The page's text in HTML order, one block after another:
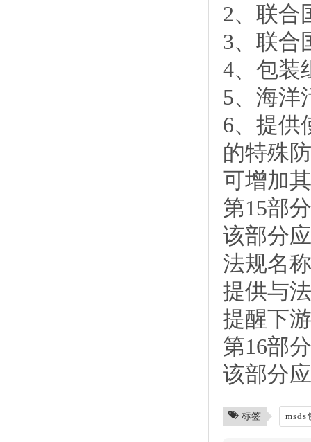
2、联合
3、联合
4、包装
5、海洋
6、提供
的特殊
可增加
第15部
该部分
法规名
提供与
提醒下
第16部
该部分
标签 msds